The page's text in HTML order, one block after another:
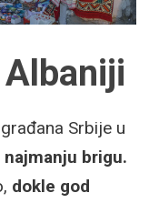
Srbije u
brigu.
dokle god